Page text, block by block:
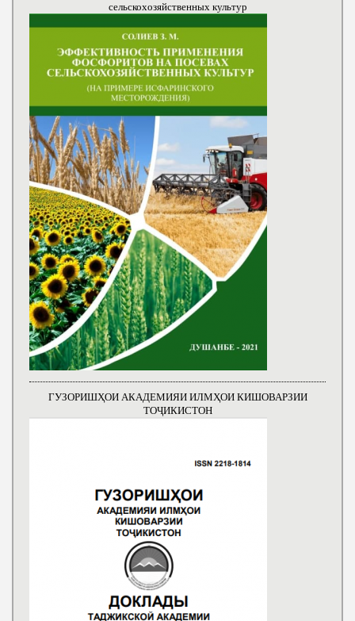
сельскохозяйственных культур
ГУЗОРИШҲОИ АКАДЕМИЯИ ИЛМҲОИ КИШОВАРЗИИ
ТОҶИКИСТОН